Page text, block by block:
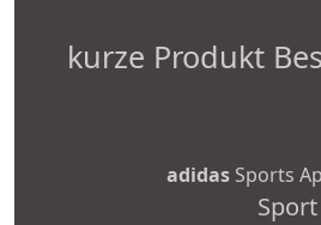
kurze Produkt
adidas Sports
Sport